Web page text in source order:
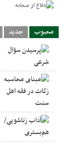
محبوب جدید